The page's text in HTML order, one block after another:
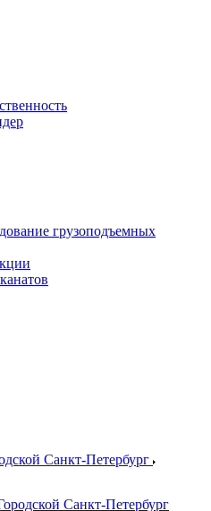
грузоподъемных
Санкт-Петербург
Санкт-Петербург